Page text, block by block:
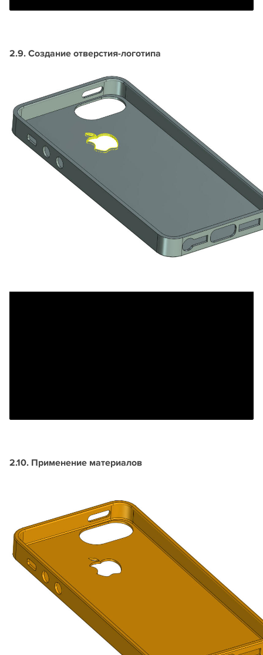
2.9. Создание отверстия-логотипа
2.10. Применение материалов